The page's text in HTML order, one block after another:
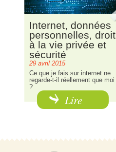
Internet, données
personnelles, droit
à la vie privée et
sécurité
29 avril 2015
Ce que je fais sur internet ne
regarde-t-il réellement que moi
?
Lire